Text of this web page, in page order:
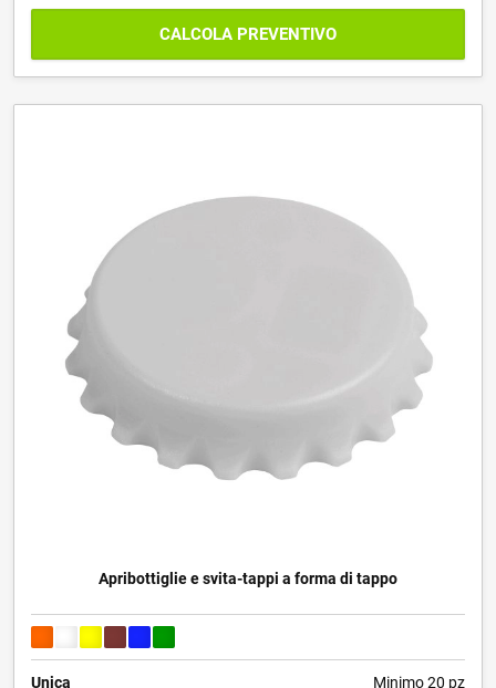
CALCOLA PREVENTIVO
Apribottiglie e svita-tappi a forma di tappo
Unica Minimo 20 pz